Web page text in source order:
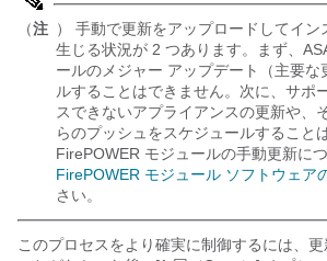
（注 ） 手動で更新をアップロードしてイン
生じる状況が 2 つあります。まず、
ールのメジャー アップデート（主要な
ルすることはできません。次に、サポ
スできないアプライアンスの更新や、
らのプッシュをスケジュールすること
FirePOWER モジュールの手動更新に
FirePOWER モジュール ソフトウェア
さい。
このプロセスをより確実に制御するには、